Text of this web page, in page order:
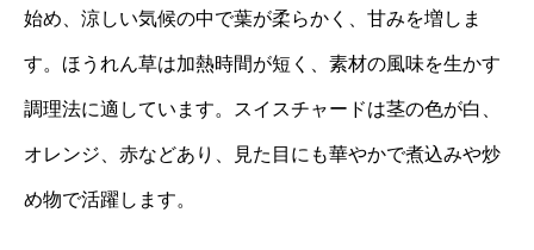
始め、涼しい気候の中で葉が柔らかく、甘みを増しま
す。ほうれん草は加熱時間が短く、素材の風味を生かす
調理法に適しています。スイスチャードは茎の色が白、
オレンジ、赤などあり、見た目にも華やかで煮込みや炒
め物で活躍します。